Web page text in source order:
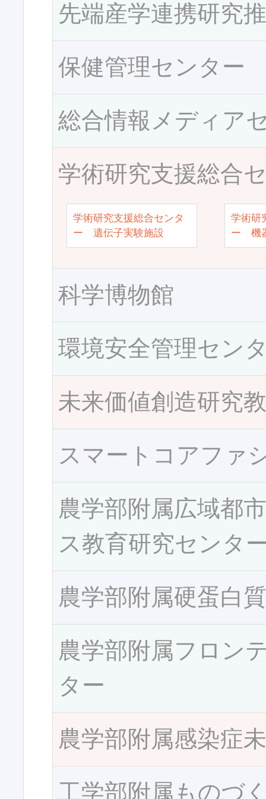
先端産学連携研究
保健管理センター
総合情報メディア
学術研究支援総合
学術研究支援総合センタ
ー 遺伝子実験施設
学術研
ー 機
科学博物館
環境安全管理セン
未来価値創造研究
スマートコアファ
農学部附属広域都
ス教育研究センタ
農学部附属硬蛋白
農学部附属フロン
ター
農学部附属感染症
工学部附属ものづ